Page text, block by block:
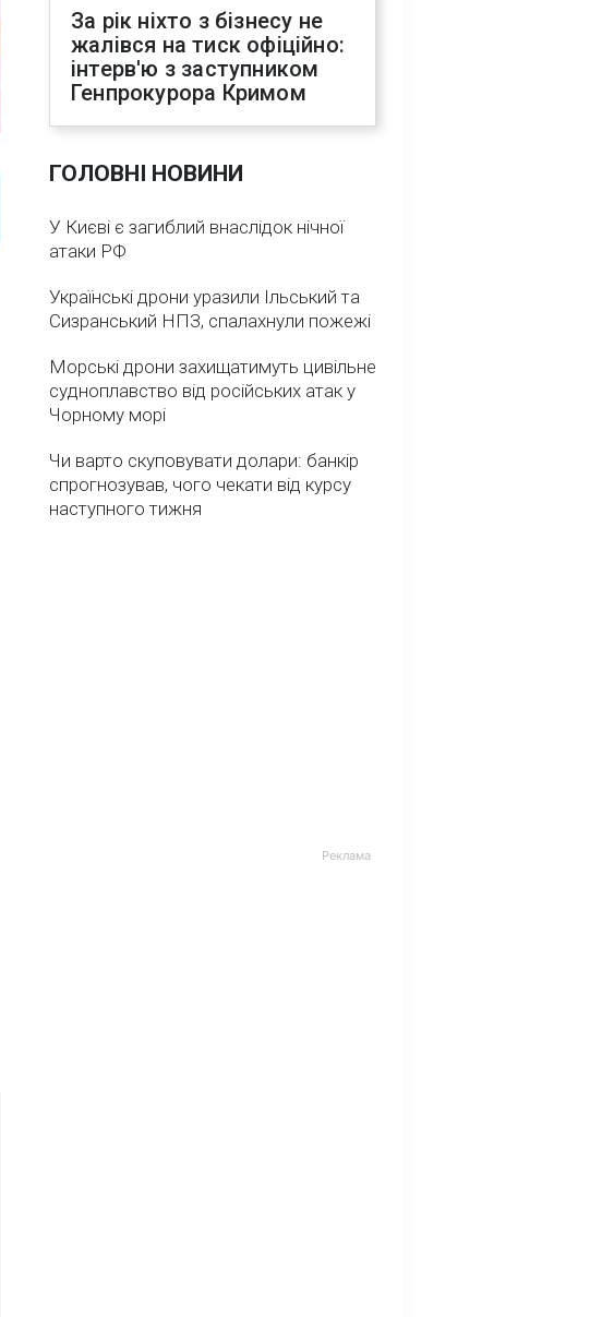
За рік ніхто з бізнесу не
жалівся на тиск офіційно:
інтерв'ю з заступником
Генпрокурора Кримом
ГОЛОВНІ НОВИНИ
У Києві є загиблий внаслідок нічної
атаки РФ
Українські дрони уразили Ільський та
Сизранський НПЗ, спалахнули пожежі
Морські дрони захищатимуть цивільне
судноплавство від російських атак у
Чорному морі
Чи варто скуповувати долари: банкір
спрогнозував, чого чекати від курсу
наступного тижня